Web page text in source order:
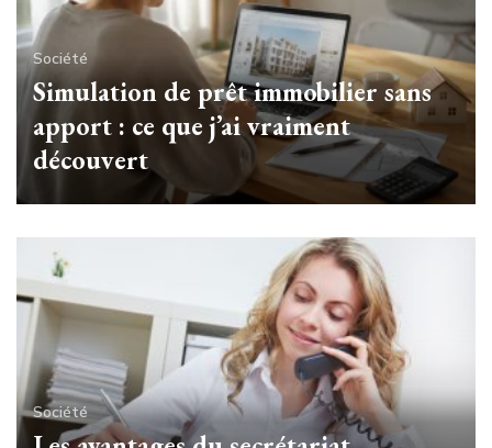
Société
Simulation de prêt immobilier sans
apport : ce que j’ai vraiment
découvert
Société